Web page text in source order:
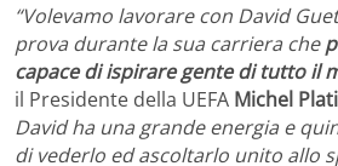
“Volevamo lavorare con David
prova durante la sua carriera che
capace di ispirare gente di tutto il
il Presidente della UEFA Michel
David ha una grande energia e
di vederlo ed ascoltarlo unito allo